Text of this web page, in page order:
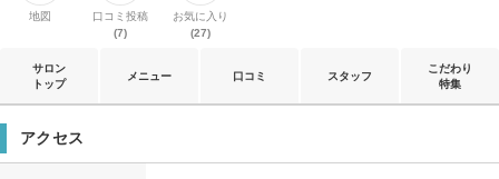
地図
口コミ投稿
(7)
お気に入り
(27)
サロン
トップ
メニュー 口コミ スタッフ
こだわり
特集
アクセス